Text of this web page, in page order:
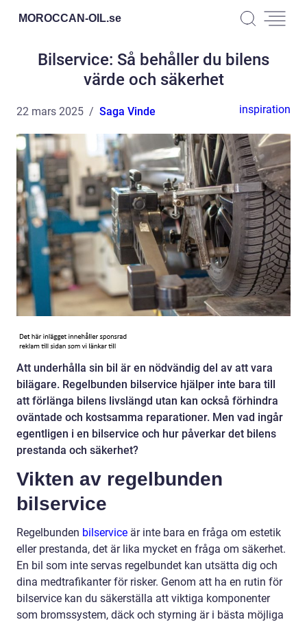
MOROCCAN-OIL.se
Bilservice: Så behåller du bilens
värde och säkerhet
22 mars 2025 Saga Vinde inspiration
Att underhålla sin bil är en nödvändig del av att vara
bilägare. Regelbunden bilservice hjälper inte bara till
att förlänga bilens livslängd utan kan också förhindra
oväntade och kostsamma reparationer. Men vad ingår
egentligen i en bilservice och hur påverkar det bilens
prestanda och säkerhet?
Vikten av regelbunden
bilservice
Regelbunden bilservice är inte bara en fråga om estetik
eller prestanda, det är lika mycket en fråga om säkerhet.
En bil som inte servas regelbundet kan utsätta dig och
dina medtrafikanter för risker. Genom att ha en rutin för
bilservice kan du säkerställa att viktiga komponenter
som bromssystem, däck och styrning är i bästa möjliga